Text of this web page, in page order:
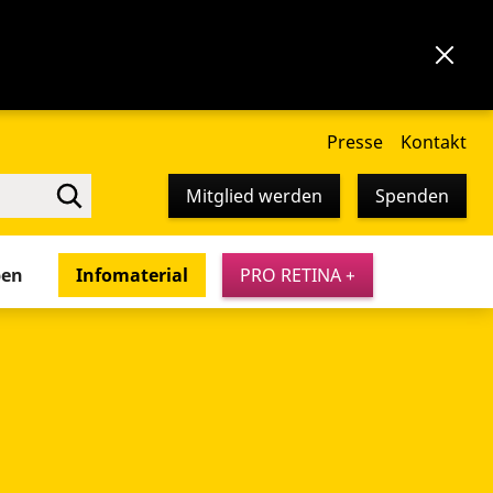
Presse Kontakt
Mitglied werden Spenden
Infomaterial PRO RETINA +